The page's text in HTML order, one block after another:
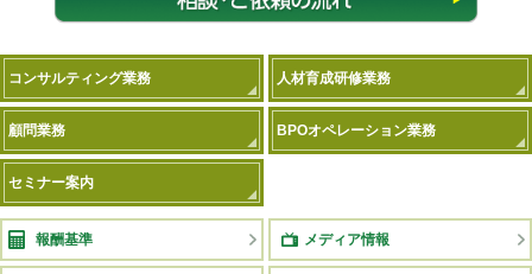
コンサルティング業務 人材育成研修業務
顧問業務 BPOオペレーション業務
セミナー案内
報酬基準 メディア情報